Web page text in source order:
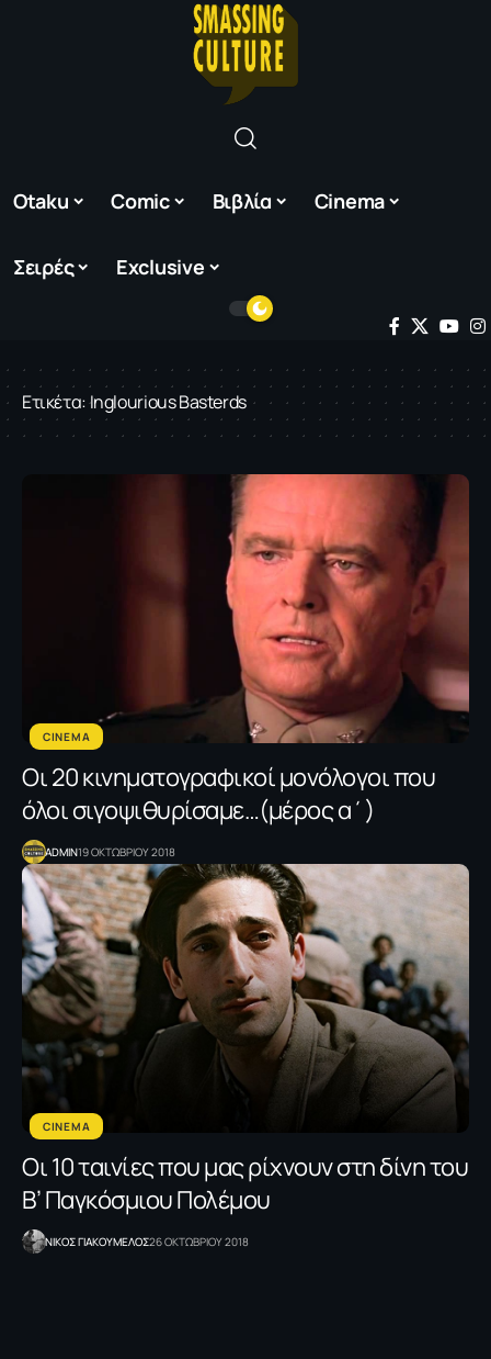
Otaku Comic Βιβλία Cinema
Σειρές Exclusive
Ετικέτα:Inglourious Basterds
CINEMA
Οι 20 κινηματογραφικοί μονόλογοι που
όλοι σιγοψιθυρίσαμε…(μέρος α΄)
ADMIN19 ΟΚΤΩΒΡΙΟΥ 2018
CINEMA
Oι 10 ταινίες που μας ρίχνουν στη δίνη του
Β’ Παγκόσμιου Πολέμου
NΙΚΟΣ ΓΙΑΚΟΥΜΕΛΟΣ26 ΟΚΤΩΒΡΙΟΥ 2018